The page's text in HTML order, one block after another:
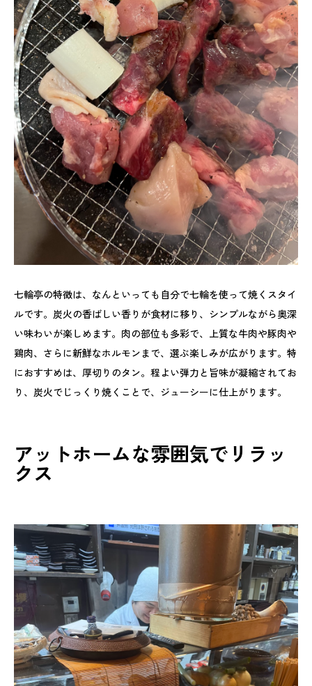
七輪亭の特徴は、なんといっても自分で七輪を使って焼くスタイ
ルです。炭火の香ばしい香りが食材に移り、シンプルながら奥深
い味わいが楽しめます。肉の部位も多彩で、上質な牛肉や豚肉や
鶏肉、さらに新鮮なホルモンまで、選ぶ楽しみが広がります。特
におすすめは、厚切りのタン。程よい弾力と旨味が凝縮されてお
り、炭火でじっくり焼くことで、ジューシーに仕上がります。
アットホームな雰囲気でリラッ
クス